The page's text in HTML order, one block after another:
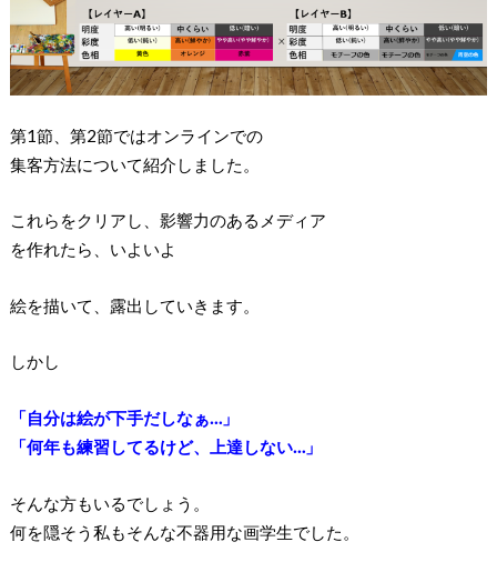
第1節、第2節ではオンラインでの
集客方法について紹介しました。
これらをクリアし、影響力のあるメディア
を作れたら、いよいよ
絵を描いて、露出していきます。
しかし
「自分は絵が下手だしなぁ…」
「何年も練習してるけど、上達しない…」
そんな方もいるでしょう。
何を隠そう私もそんな不器用な画学生でした。